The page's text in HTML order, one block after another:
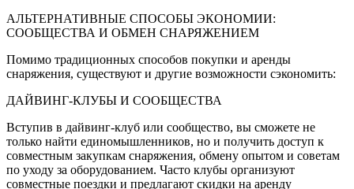
АЛЬТЕРНАТИВНЫЕ СПОСОБЫ ЭКОНОМИИ:
СООБЩЕСТВА И ОБМЕН СНАРЯЖЕНИЕМ
Помимо традиционных способов покупки и аренды
снаряжения, существуют и другие возможности сэкономить:
ДАЙВИНГ-КЛУБЫ И СООБЩЕСТВА
Вступив в дайвинг-клуб или сообщество, вы сможете не
только найти единомышленников, но и получить доступ к
совместным закупкам снаряжения, обмену опытом и советам
по уходу за оборудованием. Часто клубы организуют
совместные поездки и предлагают скидки на аренду